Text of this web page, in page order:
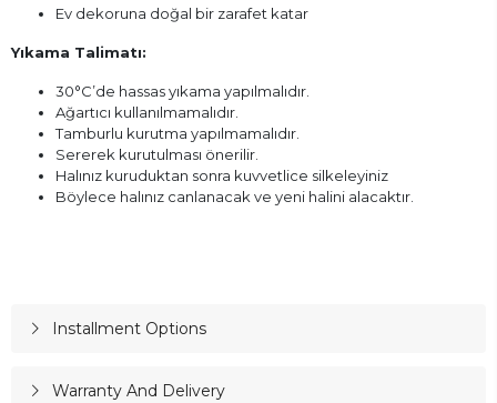
Ev dekoruna doğal bir zarafet katar
Yıkama Talimatı:
30°C’de hassas yıkama yapılmalıdır.
Ağartıcı kullanılmamalıdır.
Tamburlu kurutma yapılmamalıdır.
Sererek kurutulması önerilir.
Halınız kuruduktan sonra kuvvetlice silkeleyiniz
Böylece halınız canlanacak ve yeni halini alacaktır.
Installment Options
Warranty And Delivery